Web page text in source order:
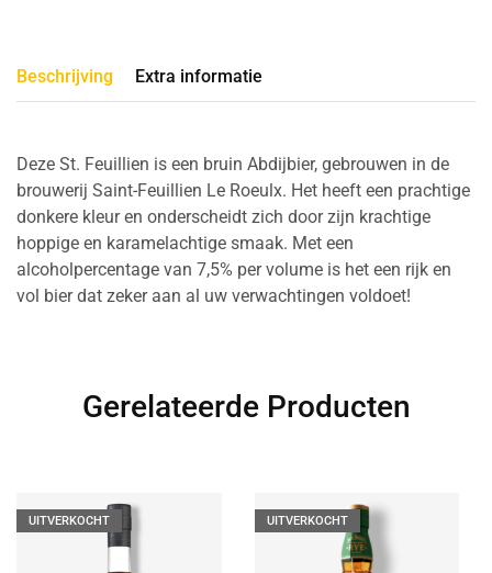
Beschrijving Extra informatie
Deze St. Feuillien is een bruin Abdijbier, gebrouwen in de
brouwerij Saint-Feuillien Le Roeulx. Het heeft een prachtige
donkere kleur en onderscheidt zich door zijn krachtige
hoppige en karamelachtige smaak. Met een
alcoholpercentage van 7,5% per volume is het een rijk en
vol bier dat zeker aan al uw verwachtingen voldoet!
Gerelateerde Producten
UITVERKOCHT UITVERKOCHT